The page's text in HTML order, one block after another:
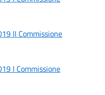
II Commissione
I Commissione